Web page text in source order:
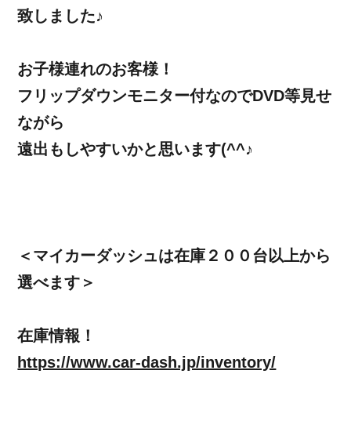
致しました♪
お子様連れのお客様！
フリップダウンモニター付なのでDVD等見せ
ながら
遠出もしやすいかと思います(^^♪
＜マイカーダッシュは在庫２００台以上から
選べます＞
在庫情報！
https://www.car-dash.jp/inventory/